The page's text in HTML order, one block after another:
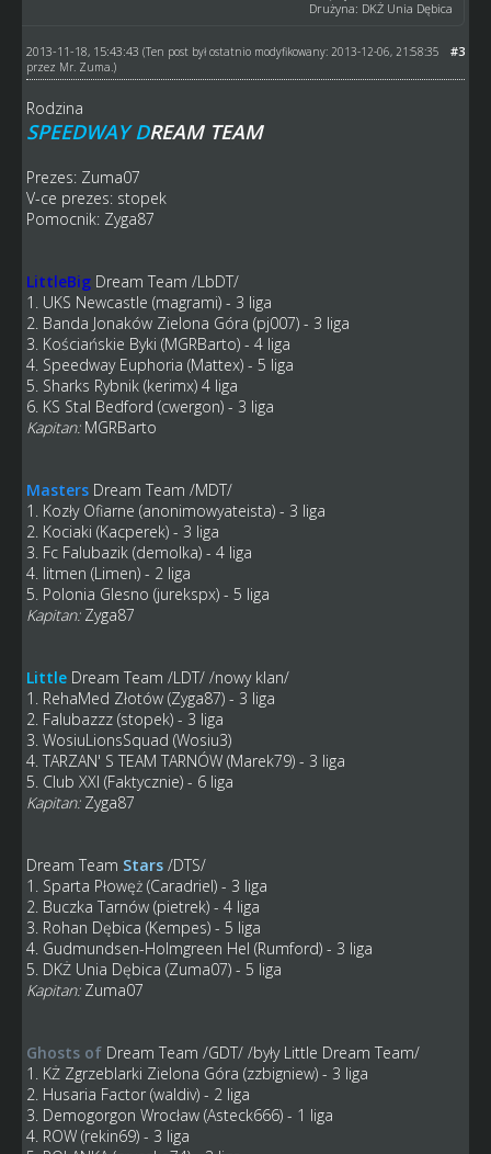
Drużyna: DKŻ Unia Dębica
#3
2013-11-18, 15:43:43 (Ten post był ostatnio modyfikowany: 2013-12-06, 21:58:35
przez Mr. Zuma.)
Rodzina
SPEEDWAY DREAM TEAM
Prezes: Zuma07
V-ce prezes: stopek
Pomocnik: Zyga87
LittleBig Dream Team /LbDT/
1. UKS Newcastle (magrami) - 3 liga
2. Banda Jonaków Zielona Góra (pj007) - 3 liga
3. Kościańskie Byki (MGRBarto) - 4 liga
4. Speedway Euphoria (Mattex) - 5 liga
5. Sharks Rybnik (kerimx) 4 liga
6. KS Stal Bedford (cwergon) - 3 liga
Kapitan:MGRBarto
Masters Dream Team /MDT/
1. Kozły Ofiarne (anonimowyateista) - 3 liga
2. Kociaki (Kacperek) - 3 liga
3. Fc Falubazik (demolka) - 4 liga
4. litmen (Limen) - 2 liga
5. Polonia Glesno (jurekspx) - 5 liga
Kapitan:Zyga87
Little Dream Team /LDT/ /nowy klan/
1. RehaMed Złotów (Zyga87) - 3 liga
2. Falubazzz (stopek) - 3 liga
3. WosiuLionsSquad (Wosiu3)
4. TARZAN' S TEAM TARNÓW (Marek79) - 3 liga
5. Club XXI (Faktycznie) - 6 liga
Kapitan: Zyga87
Dream Team Stars/DTS/
1. Sparta Płowęż (Caradriel) - 3 liga
2. Buczka Tarnów (pietrek) - 4 liga
3. Rohan Dębica (Kempes) - 5 liga
4. Gudmundsen-Holmgreen Hel (Rumford) - 3 liga
5. DKŻ Unia Dębica (Zuma07) - 5 liga
Kapitan: Zuma07
Ghosts of Dream Team /GDT/ /były Little Dream Team/
1. KŻ Zgrzeblarki Zielona Góra (zzbigniew) - 3 liga
2. Husaria Factor (waldiv) - 2 liga
3. Demogorgon Wrocław (Asteck666) - 1 liga
4. ROW (rekin69) - 3 liga